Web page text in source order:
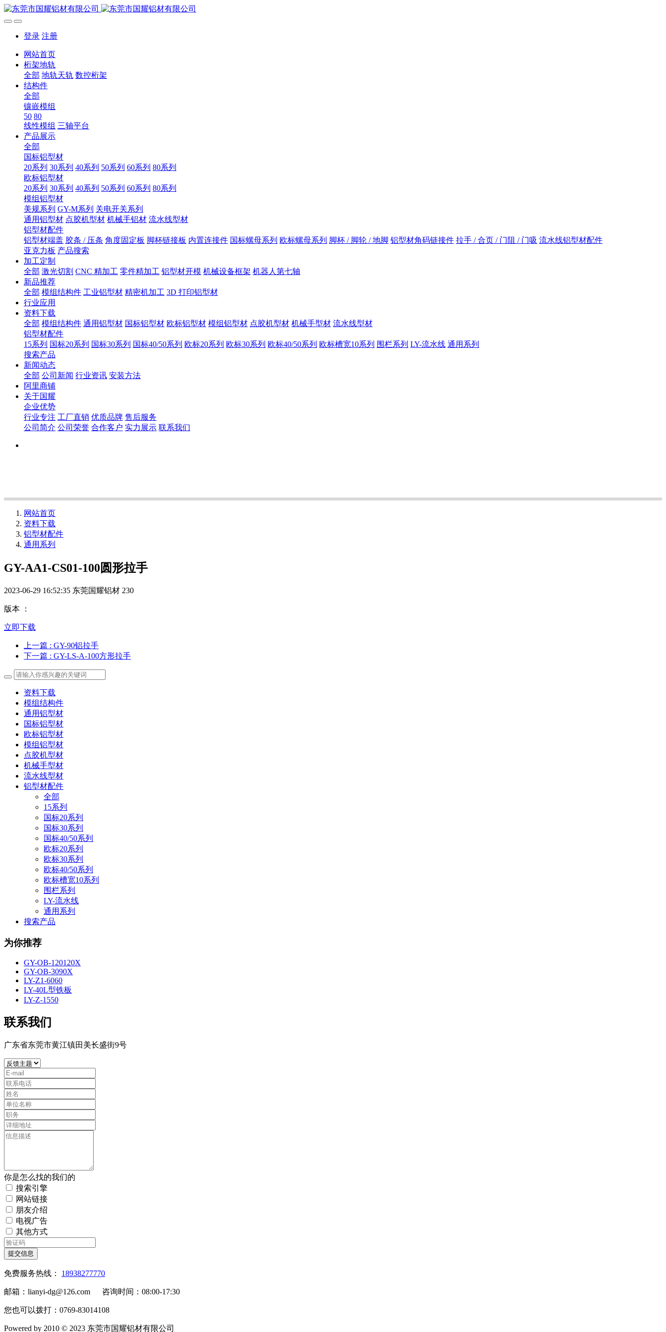
登录 注册
网站首页
桁架地轨
全部 地轨天轨 数控桁架
结构件
全部
镶嵌模组
50 80
线性模组 三轴平台
产品展示
全部
国标铝型材
20系列 30系列 40系列 50系列 60系列 80系列
欧标铝型材
20系列 30系列 40系列 50系列 60系列 80系列
模组铝型材
美规系列 GY-M系列 关电开关系列
通用铝型材 点胶机型材 机械手铝材 流水线型材
铝型材配件
铝型材端盖 胶条 / 压条 角度固定板 脚杯链接板 内置连接件 国标螺母系列 欧标螺母系列 脚杯 / 脚轮 / 地脚 铝型材角码链接件 拉手 / 合页 / 门阻 / 门吸 流水线铝型材配件
亚克力板 产品搜索
加工定制
全部 激光切割 CNC 精加工 零件精加工 铝型材开模 机械设备框架 机器人第七轴
新品推荐
全部 模组结构件 工业铝型材 精密机加工 3D 打印铝型材
行业应用
资料下载
全部 模组结构件 通用铝型材 国标铝型材 欧标铝型材 模组铝型材 点胶机型材 机械手型材 流水线型材
铝型材配件
15系列 国标20系列 国标30系列 国标40/50系列 欧标20系列 欧标30系列 欧标40/50系列 欧标槽宽10系列 围栏系列 LY-流水线 通用系列
搜索产品
新闻动态
全部 公司新闻 行业资讯 安装方法
阿里商铺
关于国耀
企业优势
行业专注 工厂直销 优质品牌 售后服务
公司简介 公司荣誉 合作客户 实力展示 联系我们
网站首页
资料下载
铝型材配件
通用系列
GY-AA1-CS01-100圆形拉手
2023-06-29 16:52:35 东莞国耀铝材 230
版本 ：
立即下载
上一篇 : GY-90铝拉手
下一篇 : GY-LS-A-100方形拉手
资料下载
模组结构件
通用铝型材
国标铝型材
欧标铝型材
模组铝型材
点胶机型材
机械手型材
流水线型材
铝型材配件
全部
15系列
国标20系列
国标30系列
国标40/50系列
欧标20系列
欧标30系列
欧标40/50系列
欧标槽宽10系列
围栏系列
LY-流水线
通用系列
搜索产品
为你推荐
GY-OB-120120X
GY-OB-3090X
LY-Z1-6060
LY-40L型铁板
LY-Z-1550
联系我们
广东省东莞市黄江镇田美长盛街9号
你是怎么找的我们的
搜索引擎
网站链接
朋友介绍
电视广告
其他方式
提交信息
免费服务热线： 18938277770
邮箱：lianyi-dg@126.com 咨询时间：08:00-17:30
您也可以拨打：0769-83014108
Powered by 2010 © 2023 东莞市国耀铝材有限公司